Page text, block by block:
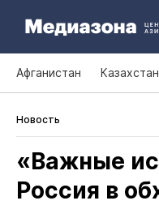
Афганистан Казахстан
Новость
«Важные
Россия в